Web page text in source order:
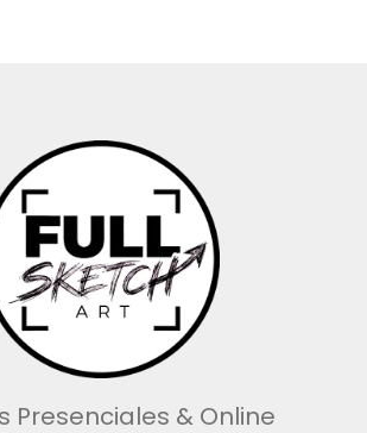
Presenciales & Online